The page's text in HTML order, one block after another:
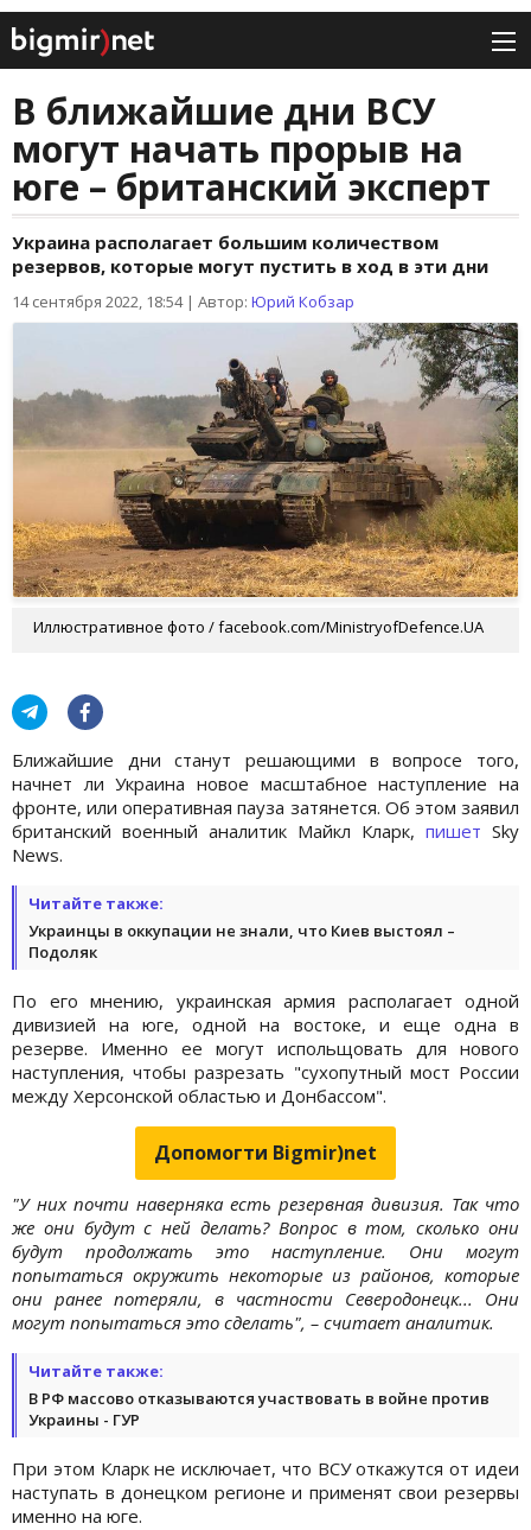
В ближайшие дни ВСУ
могут начать прорыв на
юге – британский эксперт
Украина располагает большим количеством
резервов, которые могут пустить в ход в эти дни
14 сентября 2022, 18:54| Автор: Юрий Кобзар
Иллюстративное фото / facebook.com/MinistryofDefence.UA
Ближайшие дни станут решающими в вопросе того,
начнет ли Украина новое масштабное наступление на
фронте, или оперативная пауза затянется. Об этом заявил
британский военный аналитик Майкл Кларк, пишет Sky
News.
Читайте также:
Украинцы в оккупации не знали, что Киев выстоял –
Подоляк
По его мнению, украинская армия располагает одной
дивизией на юге, одной на востоке, и еще одна в
резерве. Именно ее могут испольщовать для нового
наступления, чтобы разрезать "сухопутный мост России
между Херсонской областью и Донбассом".
Допомогти Bigmir)net
"У них почти наверняка есть резервная дивизия. Так что
же они будут с ней делать? Вопрос в том, сколько они
будут продолжать это наступление. Они могут
попытаться окружить некоторые из районов, которые
они ранее потеряли, в частности Северодонецк... Они
могут попытаться это сделать", – считает аналитик.
Читайте также:
В РФ массово отказываются участвовать в войне против
Украины - ГУР
При этом Кларк не исключает, что ВСУ откажутся от идеи
наступать в донецком регионе и применят свои резервы
именно на юге.